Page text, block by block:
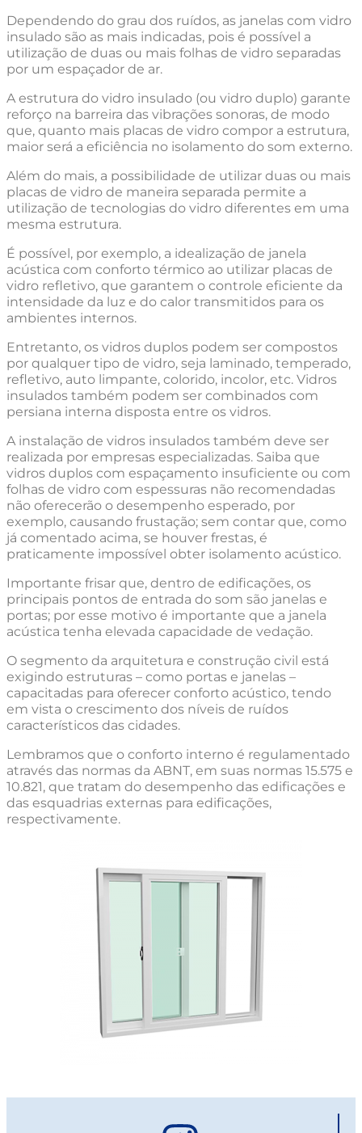
Dependendo do grau dos ruídos, as janelas com vidro
insulado são as mais indicadas, pois é possível a
utilização de duas ou mais folhas de vidro separadas
por um espaçador de ar.
A estrutura do vidro insulado (ou vidro duplo) garante
reforço na barreira das vibrações sonoras, de modo
que, quanto mais placas de vidro compor a estrutura,
maior será a eficiência no isolamento do som externo.
Além do mais, a possibilidade de utilizar duas ou mais
placas de vidro de maneira separada permite a
utilização de tecnologias do vidro diferentes em uma
mesma estrutura.
É possível, por exemplo, a idealização de janela
acústica com conforto térmico ao utilizar placas de
vidro refletivo, que garantem o controle eficiente da
intensidade da luz e do calor transmitidos para os
ambientes internos.
Entretanto, os vidros duplos podem ser compostos
por qualquer tipo de vidro, seja laminado, temperado,
refletivo, auto limpante, colorido, incolor, etc. Vidros
insulados também podem ser combinados com
persiana interna disposta entre os vidros.
A instalação de vidros insulados também deve ser
realizada por empresas especializadas. Saiba que
vidros duplos com espaçamento insuficiente ou com
folhas de vidro com espessuras não recomendadas
não oferecerão o desempenho esperado, por
exemplo, causando frustação; sem contar que, como
já comentado acima, se houver frestas, é
praticamente impossível obter isolamento acústico.
Importante frisar que, dentro de edificações, os
principais pontos de entrada do som são janelas e
portas; por esse motivo é importante que a janela
acústica tenha elevada capacidade de vedação.
O segmento da arquitetura e construção civil está
exigindo estruturas – como portas e janelas –
capacitadas para oferecer conforto acústico, tendo
em vista o crescimento dos níveis de ruídos
característicos das cidades.
Lembramos que o conforto interno é regulamentado
através das normas da ABNT, em suas normas 15.575 e
10.821, que tratam do desempenho das edificações e
das esquadrias externas para edificações,
respectivamente.